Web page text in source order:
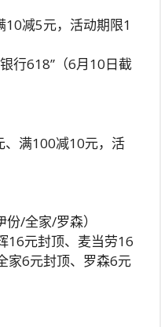
10减5元，活动期限1
行618”（6月10日截
、满100减10元，活
/全家/罗森）
16元封顶、麦当劳16
家6元封顶、罗森6元